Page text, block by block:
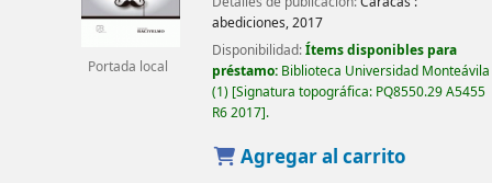
Portada local
abediciones,2017
Disponibilidad:Ítems disponibles para
préstamo: Biblioteca Universidad Monteávila
(1) Signatura topográfica: PQ8550.29 A5455
R6 2017 .
Agregar al carrito